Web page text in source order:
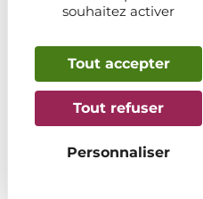
souhaitez activer
Tout accepter
Tout refuser
Personnaliser